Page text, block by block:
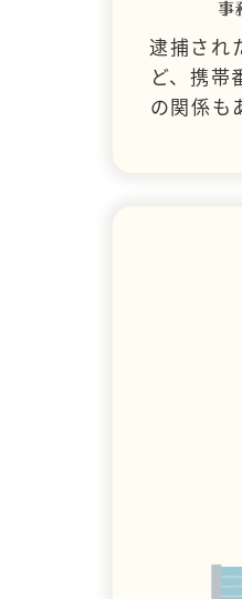
逮捕され
ど、携帯
の関係も